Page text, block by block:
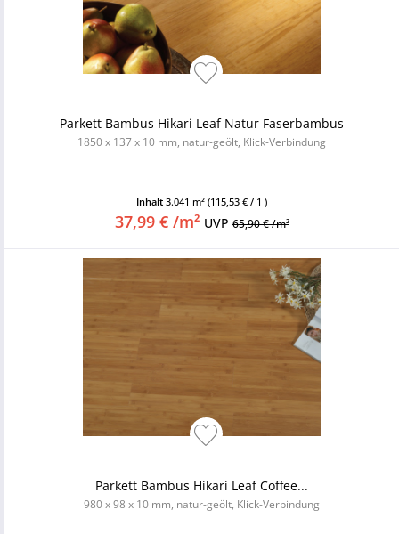
Parkett Bambus Hikari Leaf Natur Faserbambus
1850 x 137 x 10 mm, natur-geölt, Klick-Verbindung
Inhalt 3.041 m² (115,53 € / 1 )
37,99 € /m² UVP65,90 € /m²
Parkett Bambus Hikari Leaf Coffee...
980 x 98 x 10 mm, natur-geölt, Klick-Verbindung